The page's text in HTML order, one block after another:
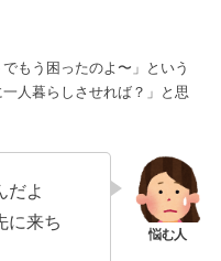
もう困ったのよ〜」という
人暮らしさせれば？」と思
だよ
に来ち